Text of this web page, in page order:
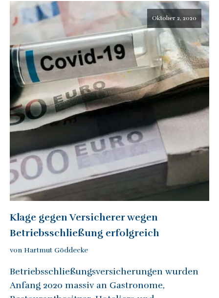
Oktober 2, 2020
Klage gegen Versicherer wegen
Betriebsschließung erfolgreich
von Hartmut Göddecke
Betriebsschließungsversicherungen wurden
Anfang 2020 massiv an Gastronome,